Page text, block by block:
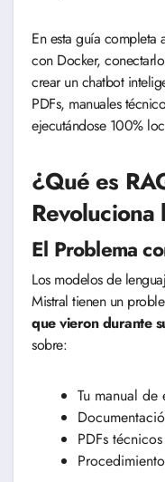
En esta guía completa
con Docker,
crear un chatbot
PDFs, manuales
ejecutándose 100%
¿Qué es
Revoluciona
El Problema
Los modelos de
Mistral tienen un
que vieron durante
sobre:
Tu manual
PDFs